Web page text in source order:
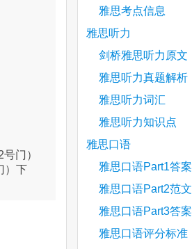
门）
）下
雅思考点信息
雅思听力
剑桥雅思听力原文
雅思听力真题解析
雅思听力词汇
雅思听力知识点
雅思口语
雅思口语Part1答案
雅思口语Part2范文
雅思口语Part3答案
雅思口语评分标准